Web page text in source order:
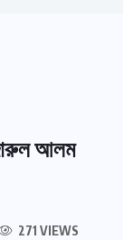
আলম
271 VIEWS